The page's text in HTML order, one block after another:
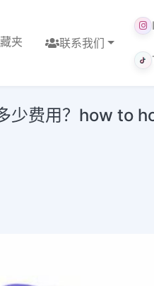
夹 联系我们
少费用？how to